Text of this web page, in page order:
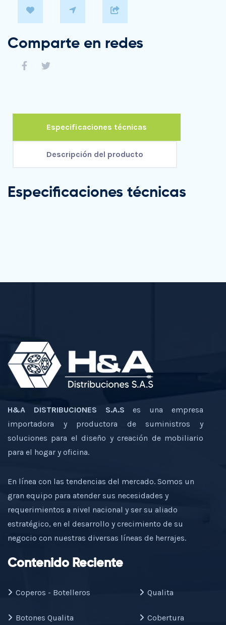
Comparte en redes
Especificaciones técnicas
Descripción del producto
Especificaciones técnicas
H&A DISTRIBUCIONES S.A.S es una empresa
importadora y productora de suministros y
soluciones para el diseño y creación de mobiliario
para el hogar y oficina.
En línea con las tendencias del mercado. Somos un
gran equipo para atender sus necesidades y
requerimientos a nivel nacional y ser su aliado
estratégico, en el desarrollo y crecimiento de su
negocio con nuestras diversas líneas de herrajes.
Contenido Reciente
Coperos - Botelleros
Botones Qualita
Qualita
Cobertura